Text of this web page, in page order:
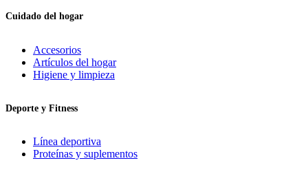
Cuidado del hogar
Accesorios
Artículos del hogar
Higiene y limpieza
Deporte y Fitness
Línea deportiva
Proteínas y suplementos